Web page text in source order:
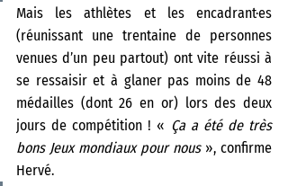
Mais les athlètes et les encadrant·es
(réunissant une trentaine de personnes
venues d’un peu partout) ont vite réussi à
se ressaisir et à glaner pas moins de 48
médailles (dont 26 en or) lors des deux
jours de compétition ! « Ça a été de très
bons Jeux mondiaux pour nous », confirme
Hervé.